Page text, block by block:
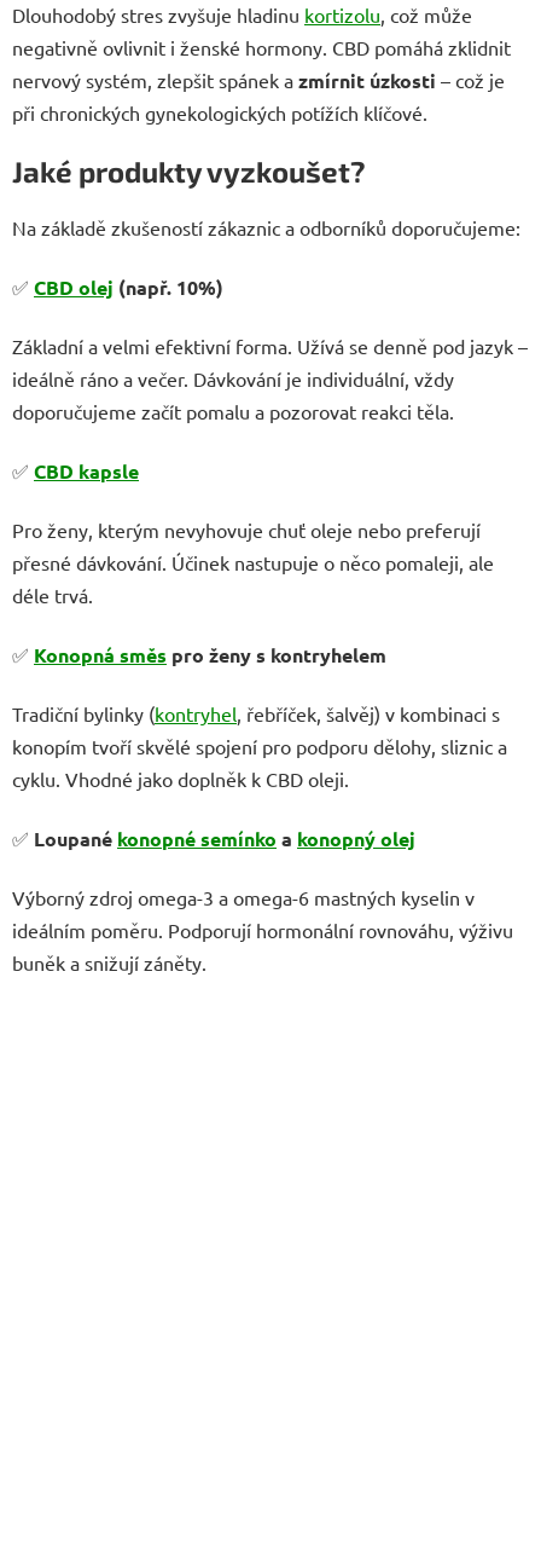
Dlouhodobý stres zvyšuje hladinu kortizolu , což může
negativně ovlivnit i ženské hormony. CBD pomáhá zklidnit
nervový systém, zlepšit spánek a zmírnit úzkosti – což je
při chronických gynekologických potížích klíčové.
Jaké produkty vyzkoušet?
Na základě zkušeností zákaznic a odborníků doporučujeme:
✅ CBD olej (např. 10%)
Základní a velmi efektivní forma. Užívá se denně pod jazyk –
ideálně ráno a večer. Dávkování je individuální, vždy
doporučujeme začít pomalu a pozorovat reakci těla.
✅ CBD kapsle
Pro ženy, kterým nevyhovuje chuť oleje nebo preferují
přesné dávkování. Účinek nastupuje o něco pomaleji, ale
déle trvá.
✅ Konopná směs pro ženy s kontryhelem
Tradiční bylinky (kontryhel , řebříček, šalvěj) v kombinaci s
konopím tvoří skvělé spojení pro podporu dělohy, sliznic a
cyklu. Vhodné jako doplněk k CBD oleji.
✅ Loupané konopné semínko a konopný olej
Výborný zdroj omega-3 a omega-6 mastných kyselin v
ideálním poměru. Podporují hormonální rovnováhu, výživu
buněk a snižují záněty.